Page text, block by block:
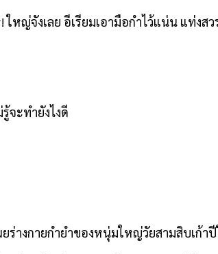
หญ่จังเลย อีเรียมเอามือกำไว้แน่น แท่งส
จะทำยังไงดี
ร่างกายกำยำของหนุ่มใหญ่วัยสามสิบเก้า